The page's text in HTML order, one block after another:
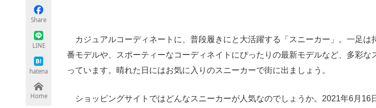
ちょっと気になるネットの話題
Share
LINE
hatena
Home
カジュアルコーディネートに、普段履きにと大活躍する「スニーカー」。一足は
番モデルや、スポーティーなコーディネイトにぴったりの最新モデルなど、多彩な
っています。晴れた日にはお気に入りのスニーカーで街に出ましょう。
ショッピングサイトではどんなスニーカーが人気なのでしょうか。2021年6月16